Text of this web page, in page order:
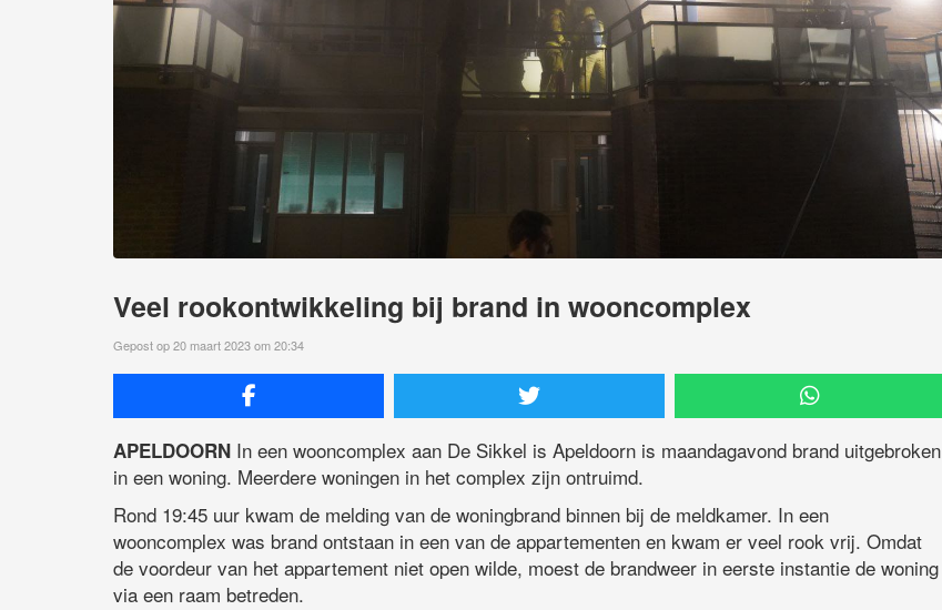
Veel rookontwikkeling bij brand in wooncomplex
Gepost op 20 maart 2023 om 20:34
APELDOORN In een wooncomplex aan De Sikkel is Apeldoorn is maandagavond brand uitgebroken
in een woning. Meerdere woningen in het complex zijn ontruimd.
Rond 19:45 uur kwam de melding van de woningbrand binnen bij de meldkamer. In een
wooncomplex was brand ontstaan in een van de appartementen en kwam er veel rook vrij. Omdat
de voordeur van het appartement niet open wilde, moest de brandweer in eerste instantie de woning
via een raam betreden.